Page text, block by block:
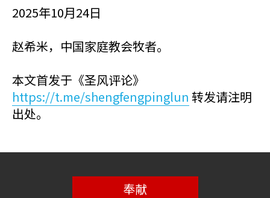
2025年10月24日
赵希米，中国家庭教会牧者。
本文首发于《圣风评论》
https://t.me/shengfengpinglun 转发请注明
出处。
奉献